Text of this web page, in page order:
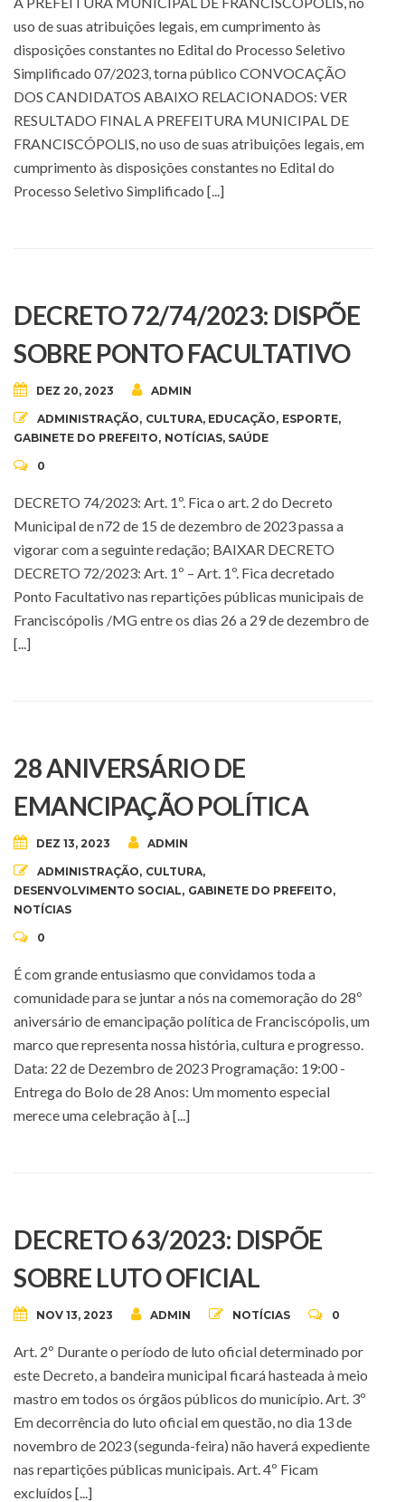
uso de suas atribuições legais, em cumprimento às
disposições constantes no Edital do Processo Seletivo
Simplificado 07/2023, torna público CONVOCAÇÃO
DOS CANDIDATOS ABAIXO RELACIONADOS: VER
RESULTADO FINAL A PREFEITURA MUNICIPAL DE
FRANCISCÓPOLIS, no uso de suas atribuições legais, em
cumprimento às disposições constantes no Edital do
Processo Seletivo Simplificado [...]
DECRETO 72/74/2023: DISPÕE
SOBRE PONTO FACULTATIVO
DEZ 20, 2023 ADMIN
ADMINISTRAÇÃO, CULTURA, EDUCAÇÃO, ESPORTE,
GABINETE DO PREFEITO, NOTÍCIAS, SAÚDE
0
DECRETO 74/2023: Art. 1º. Fica o art. 2 do Decreto
Municipal de n72 de 15 de dezembro de 2023 passa a
vigorar com a seguinte redação; BAIXAR DECRETO
DECRETO 72/2023: Art. 1º – Art. 1º. Fica decretado
Ponto Facultativo nas repartições públicas municipais de
Franciscópolis /MG entre os dias 26 a 29 de dezembro de
[...]
28 ANIVERSÁRIO DE
EMANCIPAÇÃO POLÍTICA
DEZ 13, 2023 ADMIN
ADMINISTRAÇÃO, CULTURA,
DESENVOLVIMENTO SOCIAL, GABINETE DO PREFEITO,
NOTÍCIAS
0
É com grande entusiasmo que convidamos toda a
comunidade para se juntar a nós na comemoração do 28º
aniversário de emancipação política de Franciscópolis, um
marco que representa nossa história, cultura e progresso.
Data: 22 de Dezembro de 2023 Programação: 19:00 -
Entrega do Bolo de 28 Anos: Um momento especial
merece uma celebração à [...]
DECRETO 63/2023: DISPÕE
SOBRE LUTO OFICIAL
NOV 13, 2023 ADMIN NOTÍCIAS 0
Art. 2º Durante o período de luto oficial determinado por
este Decreto, a bandeira municipal ficará hasteada à meio
mastro em todos os órgãos públicos do município. Art. 3º
Em decorrência do luto oficial em questão, no dia 13 de
novembro de 2023 (segunda-feira) não haverá expediente
nas repartições públicas municipais. Art. 4º Ficam
excluídos [...]